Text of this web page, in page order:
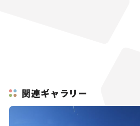
関連ギャラリー